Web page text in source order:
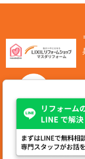
営業時間:8:00～